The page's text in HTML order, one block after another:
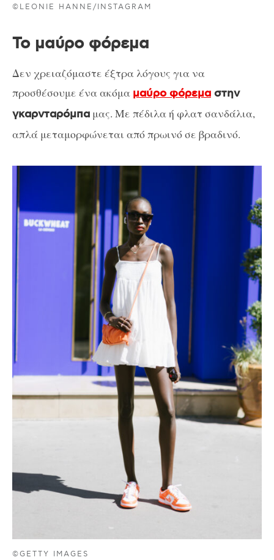
©LEONIE HANNE/INSTAGRAM
Το μαύρο φόρεμα
Δεν χρειαζόμαστε έξτρα λόγους για να
προσθέσουμε ένα ακόμα μαύρο φόρεμα στην
γκαρνταρόμπα μας. Με πέδιλα ή φλατ σανδάλια,
απλά μεταμορφώνεται από πρωινό σε βραδινό.
©GETTY IMAGES